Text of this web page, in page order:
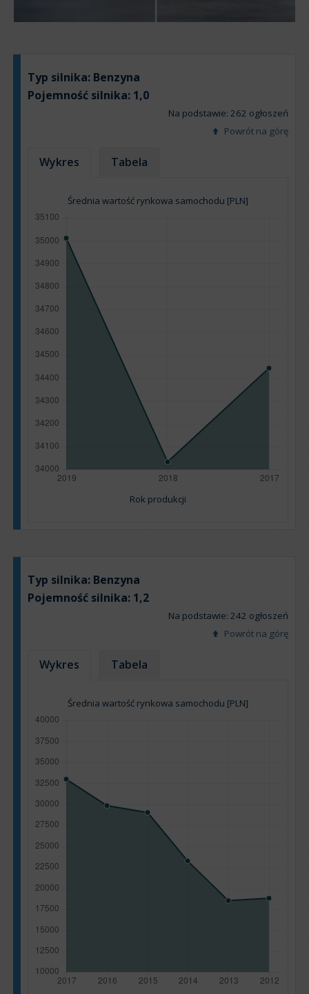
Typ silnika: Benzyna
Pojemność silnika: 1,0
Na podstawie: 262 ogłoszeń
Powrót na górę
Wykres Tabela
Średnia wartość rynkowa samochodu [PLN]
Rok produkcji
Typ silnika: Benzyna
Pojemność silnika: 1,2
Na podstawie: 242 ogłoszeń
Powrót na górę
Wykres Tabela
Średnia wartość rynkowa samochodu [PLN]